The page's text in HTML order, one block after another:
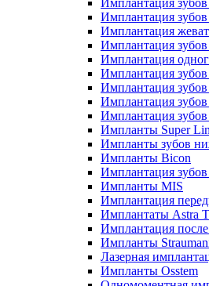
Имплантация зубов
Имплантация
Имплантация
Имплантация
Имплантация
Имплантация
Имплантация
Имплантация
Имплантация
Импланты Super
Импланты зубов
Импланты Bicon
Имплантация
Импланты MIS
Имплантация
Имплантаты Astra
Имплантация
Импланты
Лазерная
Импланты Osstem